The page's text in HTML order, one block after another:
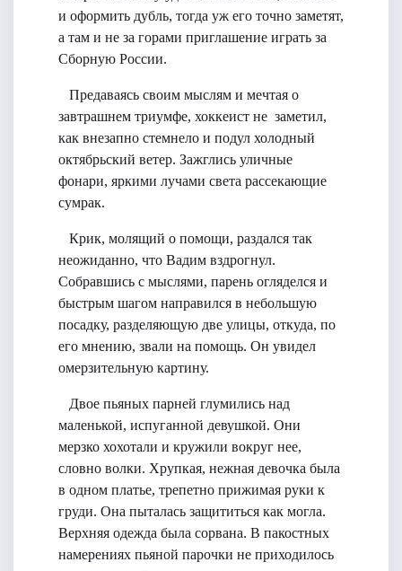
и оформить дубль, тогда уж его точно заметят,
а там и не за горами приглашение играть за
Сборную России.
Предаваясь своим мыслям и мечтая о
завтрашнем триумфе, хоккеист не заметил,
как внезапно стемнело и подул холодный
октябрьский ветер. Зажглись уличные
фонари, яркими лучами света рассекающие
сумрак.
Крик, молящий о помощи, раздался так
неожиданно, что Вадим вздрогнул.
Собравшись с мыслями, парень огляделся и
быстрым шагом направился в небольшую
посадку, разделяющую две улицы, откуда, по
его мнению, звали на помощь. Он увидел
омерзительную картину.
Двое пьяных парней глумились над
маленькой, испуганной девушкой. Они
мерзко хохотали и кружили вокруг нее,
словно волки. Хрупкая, нежная девочка была
в одном платье, трепетно прижимая руки к
груди. Она пыталась защититься как могла.
Верхняя одежда была сорвана. В пакостных
намерениях пьяной парочки не приходилось